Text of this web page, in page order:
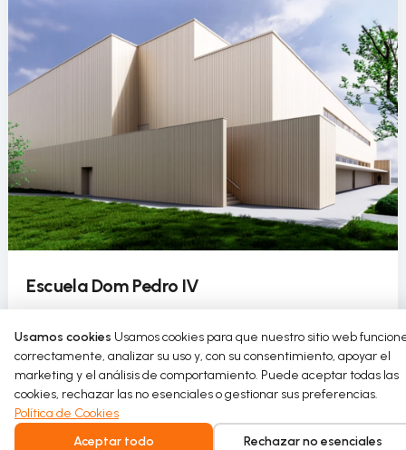
Escuela Dom Pedro IV
agua en su pabellón deportivo como parte de un
proyecto de rehabilitación sostenible.
Read more
Usamos cookies Usamos cookies para que nuestro sitio web
correctamente, analizar su uso y, con su consentimiento, apoyar el
marketing y el análisis de comportamiento. Puede aceptar todas las
cookies, rechazar las no esenciales o gestionar sus preferencias.
Política de Cookies
Aceptar todo
Rechazar no esenciales